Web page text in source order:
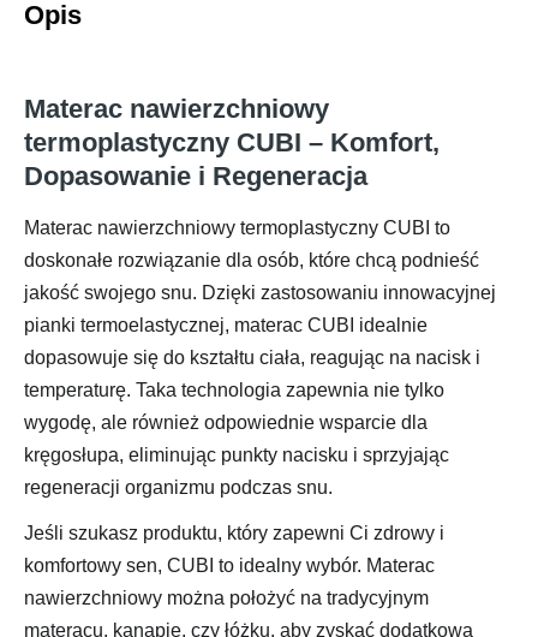
Opis
Materac nawierzchniowy
termoplastyczny CUBI – Komfort,
Dopasowanie i Regeneracja
Materac nawierzchniowy termoplastyczny CUBI to
doskonałe rozwiązanie dla osób, które chcą podnieść
jakość swojego snu. Dzięki zastosowaniu innowacyjnej
pianki termoelastycznej, materac CUBI idealnie
dopasowuje się do kształtu ciała, reagując na nacisk i
temperaturę. Taka technologia zapewnia nie tylko
wygodę, ale również odpowiednie wsparcie dla
kręgosłupa, eliminując punkty nacisku i sprzyjając
regeneracji organizmu podczas snu.
Jeśli szukasz produktu, który zapewni Ci zdrowy i
komfortowy sen, CUBI to idealny wybór. Materac
nawierzchniowy można położyć na tradycyjnym
materacu, kanapie, czy łóżku, aby zyskać dodatkową